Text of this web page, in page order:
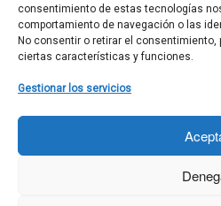
consentimiento de estas tecnologías
comportamiento de navegación o las
No consentir o retirar el
ciertas características y funciones.
Gestionar los servicios